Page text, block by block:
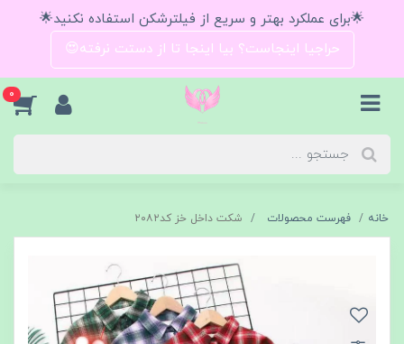
🌟برای عملکرد بهتر و سریع از فیلترشکن استفاده نکنید🌟
حراجیا اینجاست؟ بیا اینجا تا از دستت نرفته😍
0
خانه فهرست محصولات شکت داخل خز کد۲۰۸۲